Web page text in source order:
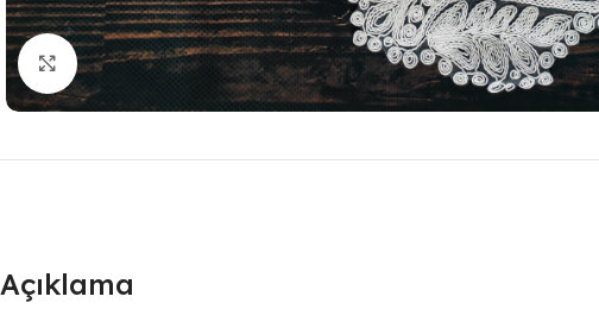
Resmi Büyüt
Açıklama